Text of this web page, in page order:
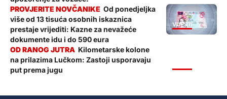
VIJESTI
Od ponedjeljka
više od 13 tisuća osobnih iskaznica
prestaje vrijediti: Kazne za nevažeće
dokumente idu i do 590 eura
Kilometarske kolone
na prilazima Lučkom: Zastoji usporavaju
put prema jugu